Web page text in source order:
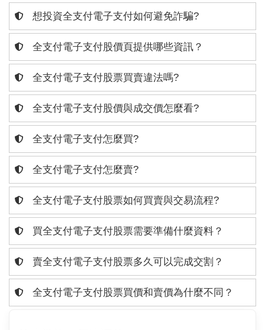
想投資全支付電子支付如何避免詐騙?
全支付電子支付股價頁提供哪些資訊？
全支付電子支付股票買賣違法嗎?
全支付電子支付股價與成交價怎麼看?
全支付電子支付怎麼買?
全支付電子支付怎麼賣?
全支付電子支付股票如何買賣與交易流程?
買全支付電子支付股票需要準備什麼資料？
賣全支付電子支付股票多久可以完成交割？
全支付電子支付股票買價和賣價為什麼不同？